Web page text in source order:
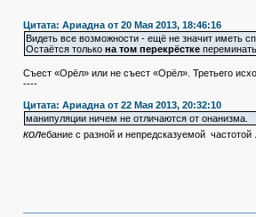
Цитата: Ариадна от 20 Мая 2013, 18:46:16
Видеть все возможности - ещё не значит иметь
Остаётся только на том перекрёстке
Съест «Орёл» или не съест «Орёл». Третьего
----
Цитата: Ариадна от 22 Мая 2013, 20:32:10
манипуляции ничем не отличаются от онанизма.
колебание с разной и непредсказуемой частотой